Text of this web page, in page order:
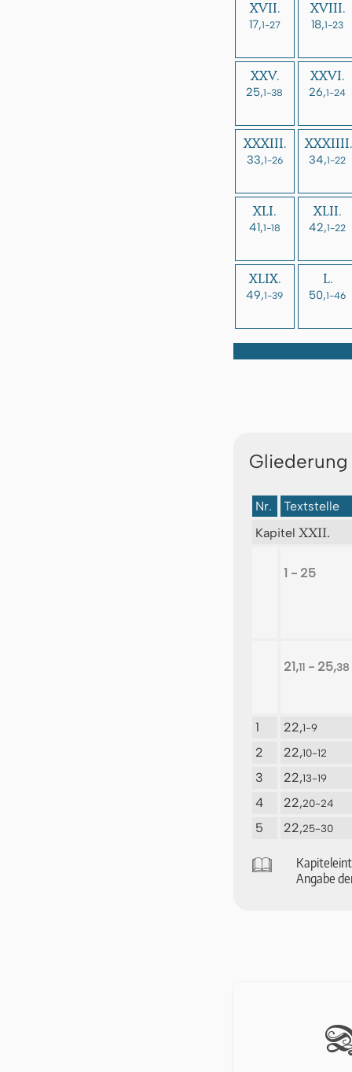
XVII.
17,1-27
XVIII.
18,1-23
XXV.
25,1-38
XXVI.
26,1-24
XXXIII.
33,1-26
XXXIIII.
34,1-22
XLI.
41,1-18
XLII.
42,1-22
XLIX.
49,1-39
L.
50,1-46
Nr.
Textstelle
Kapitel XXII.
1 - 25
21,11- 25,38
1 22,1-9
2 22,10-12
3 22,13-19
4 22,20-24
5 22,25-30
🕮
An­ga­be